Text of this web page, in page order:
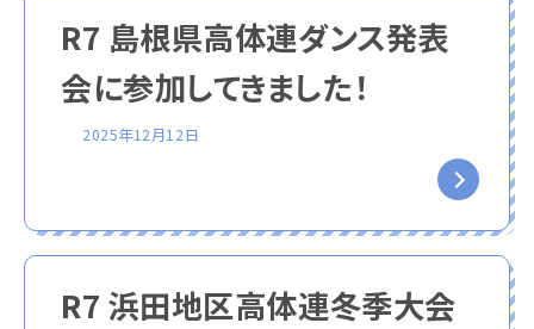
R7 島根県高体連ダンス発表
会に参加してきました！
2025年12月12日
R7 浜田地区高体連冬季大会